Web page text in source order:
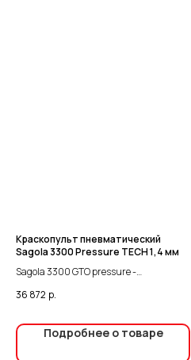
Краскопульт пневматический
Sagola 3300 Pressure TECH 1,4 мм
Sagola 3300 GTO pressure -
краскораспылитель с нижней подачей
нанесения 1К и 2К эмалей и шлифуемых
грунтовок, лаков и базовых покрытий.
Sagola 3300 GTO pressure с головой
36 872 р.
Подробнее о товаре